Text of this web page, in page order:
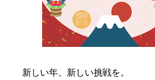
新しい年、新しい挑戦を。